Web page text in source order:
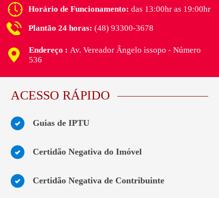
Horário de Funcionamento:das 13:00hr as 19:00hr
Plantão 24 horas: (48) 93300-3678
Endereço : Av. Vereador Ângelo issopo - Número
536
ACESSO RÁPIDO
Guias de IPTU
Certidão Negativa do Imóvel
Certidão Negativa de Contribuinte